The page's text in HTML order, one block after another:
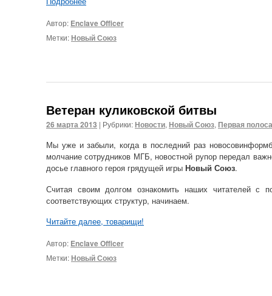
Автор: Enclave Officer
Метки:Новый Союз
Ветеран куликовской битвы
26 марта 2013 | Рубрики:Новости, Новый Союз, Первая полоса
Мы уже и забыли, когда в последний раз
молчание сотрудников МГБ, новостной рупор передал
досье главного героя грядущей игры Новый Союз.
Считая своим долгом ознакомить наших читателей с
соответствующих структур, начинаем.
Читайте далее, товарищи!
Автор: Enclave Officer
Метки:Новый Союз